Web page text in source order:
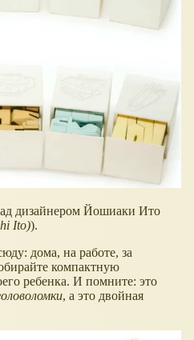
дизайнером Йошиаки Ито
Ito)).
дома, на работе, за
компактную
ребенка. И помните: это
, а это двойная